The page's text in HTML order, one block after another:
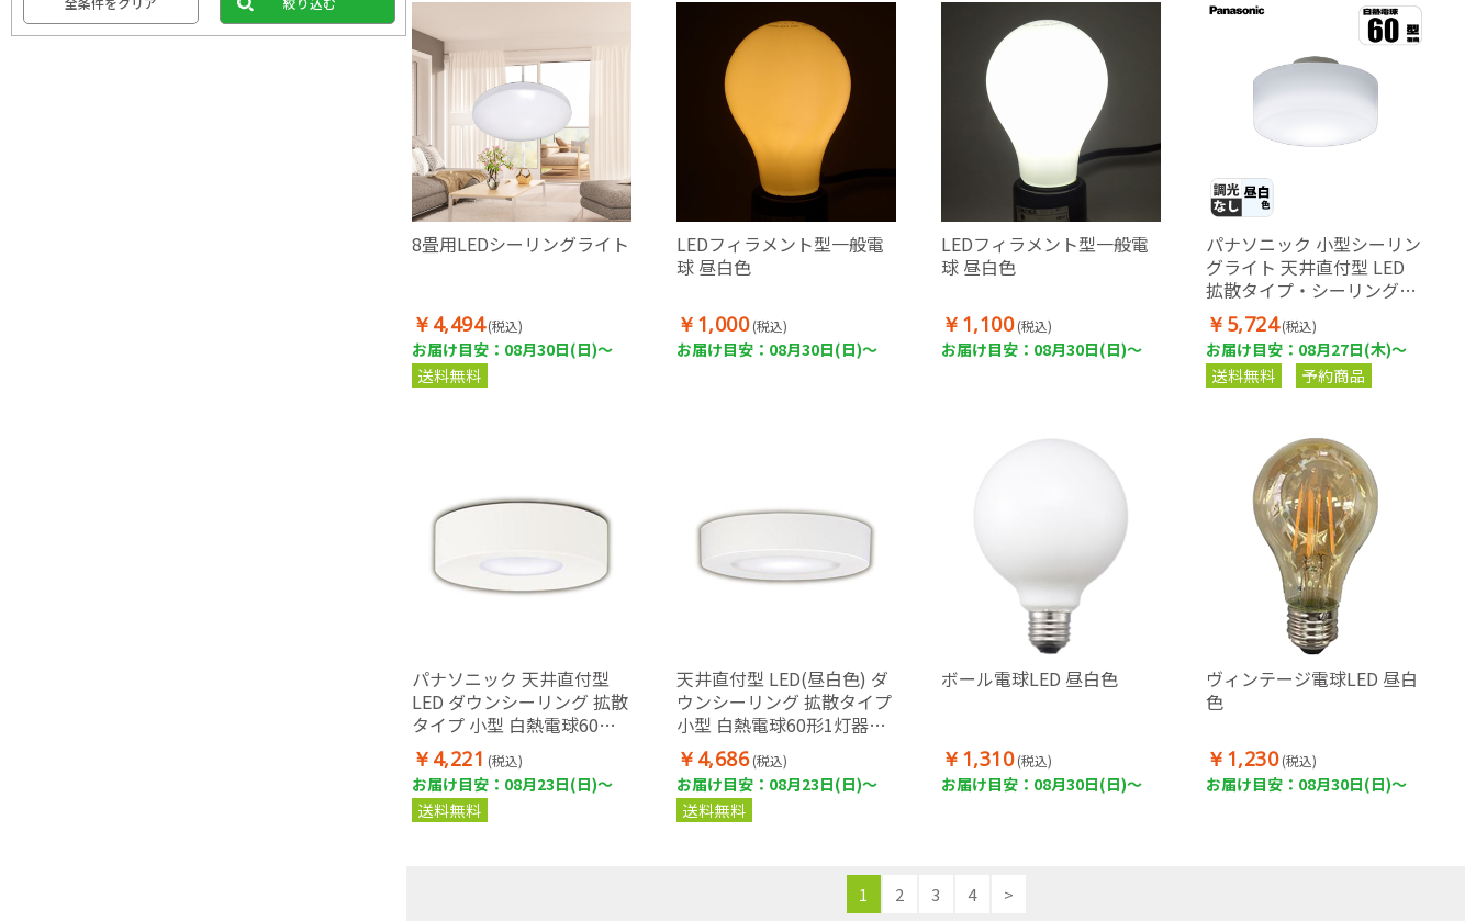
8畳用LEDシーリングライト
￥4,494 (税込)
お届け目安：08月30日(日)～
送料無料
LEDフィラメント型一般電
球 昼白色
￥1,000 (税込)
お届け目安：08月30日(日)～
LEDフィラメント型一般電
球 昼白色
￥1,100 (税込)
お届け目安：08月30日(日)～
パナソニック 小型シーリン
グライト 天井直付型 LED
拡散タイプ・シーリングユ
ニ方式 白熱電球60/100形相
当
￥5,724 (税込)
お届け目安：08月27日(木)～
送料無料
予約商品
パナソニック 天井直付型
LED ダウンシーリング 拡散
タイプ 小型 白熱電球60形1
灯器具相当
￥4,221 (税込)
お届け目安：08月23日(日)～
送料無料
天井直付型 LED(昼白色) ダ
ウンシーリング 拡散タイプ
小型 白熱電球60形1灯器具
相当
￥4,686 (税込)
お届け目安：08月23日(日)～
送料無料
ボール電球LED 昼白色
￥1,310 (税込)
お届け目安：08月30日(日)～
ヴィンテージ電球LED 昼白
色
￥1,230 (税込)
お届け目安：08月30日(日)～
1 2 3 4 >